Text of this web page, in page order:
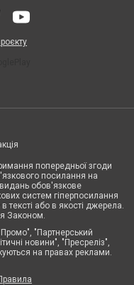
попередньої згоди
посилання на
обов'язкове
систем гіперпосилання
тексті або в якості джерела.
Законом.
"Партнерський
новини", "Пресреліз",
на правах реклами.